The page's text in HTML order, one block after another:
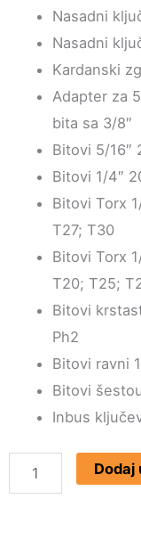
Nasadni
Nasadni
Kardanski
Adapter za
bita sa 3/8″
Bitovi 5/16″
Bitovi 1/4″
Bitovi Torx
T27; T30
Bitovi Torx
T20; T25;
Bitovi
Ph2
Bitovi ravni
Bitovi
Inbus
Gedore
173
Dodaj